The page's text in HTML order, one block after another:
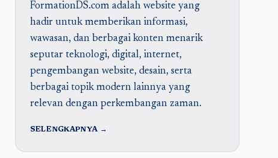
FormationDS.com adalah website yang
hadir untuk memberikan informasi,
wawasan, dan berbagai konten menarik
seputar teknologi, digital, internet,
pengembangan website, desain, serta
berbagai topik modern lainnya yang
relevan dengan perkembangan zaman.
SELENGKAPNYA →